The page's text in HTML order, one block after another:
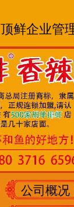
鲜企业管
公司概况